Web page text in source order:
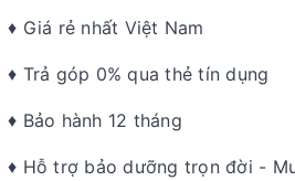
♦ Giá rẻ nhất Việt Nam
♦ Trả góp 0% qua thẻ tín dụng
♦ Bảo hành 12 tháng
♦ Hỗ trợ bảo dưỡng trọn đời -